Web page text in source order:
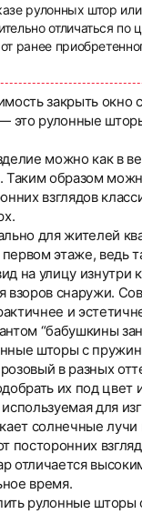
рулонных штор
отличаться по
ранее
закрыть окно
это рулонные
можно как в
Таким образом
взглядов
для жителей
этаже, ведь
на улицу изнутри
взоров снаружи.
и
“бабушкины
шторы с
в разных
их под цвет
для
солнечные
посторонних
отличается
время.
рулонные шторы